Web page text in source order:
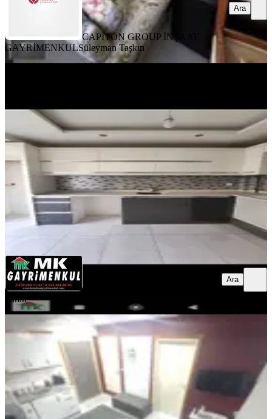
CAPİTON GROUP İNŞAAT
GAYRİMENKULSüleyman Taşkın
Ara
Pamukkale, Pelitlibağ Mahallesi
2+1·120 m²·1. Kat·06.08.2026
28.000 ₺
MK GAYRİMENKULÖzlem duran
duran
Ara
Zeytinköyde Kiralik 1+1 Apart
Pamukkale, Zeytinköy Mahallesi
· 50 m² 06.08.2026
12.000 ₺